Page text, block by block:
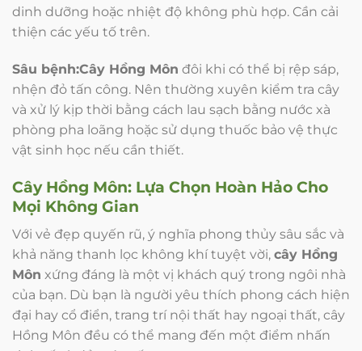
dinh dưỡng hoặc nhiệt độ không phù hợp. Cần cải
thiện các yếu tố trên.
Sâu bệnh:Cây Hồng Môn đôi khi có thể bị rệp sáp,
nhện đỏ tấn công. Nên thường xuyên kiểm tra cây
và xử lý kịp thời bằng cách lau sạch bằng nước xà
phòng pha loãng hoặc sử dụng thuốc bảo vệ thực
vật sinh học nếu cần thiết.
Cây Hồng Môn: Lựa Chọn Hoàn Hảo Cho
Mọi Không Gian
Với vẻ đẹp quyến rũ, ý nghĩa phong thủy sâu sắc và
khả năng thanh lọc không khí tuyệt vời, cây Hồng
Môn xứng đáng là một vị khách quý trong ngôi nhà
của bạn. Dù bạn là người yêu thích phong cách hiện
đại hay cổ điển, trang trí nội thất hay ngoại thất, cây
Hồng Môn đều có thể mang đến một điểm nhấn